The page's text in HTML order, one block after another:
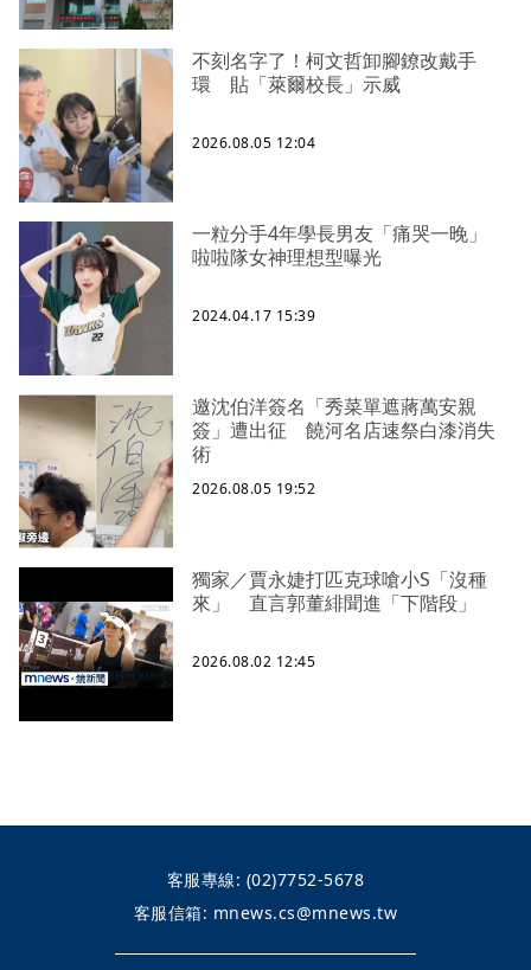
不刻名字了！柯文哲卸腳鐐改戴手
環 貼「萊爾校長」示威
2026.08.05 12:04
一粒分手4年學長男友「痛哭一晚」
啦啦隊女神理想型曝光
2024.04.17 15:39
邀沈伯洋簽名「秀菜單遮蔣萬安親
簽」遭出征 饒河名店速祭白漆消失
術
2026.08.05 19:52
獨家／賈永婕打匹克球嗆小S「沒種
來」 直言郭董緋聞進「下階段」
2026.08.02 12:45
客服專線: (02)7752-5678
客服信箱: mnews.cs@mnews.tw